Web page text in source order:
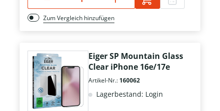
Zum Vergleich hinzufügen
Eiger SP Mountain Glass
Clear iPhone 16e/17e
Artikel-Nr.: 160062
Lagerbestand: Login